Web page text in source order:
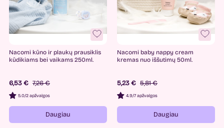
Nacomi kūno ir plaukų prausiklis
kūdikiams bei vaikams 250ml.
6,53 € 7,26 €
5.0/2 apžvalgos
Daugiau
Nacomi baby nappy cream
kremas nuo iššutimų 50ml.
5,23 € 5,81 €
4.9/7 apžvalgos
Daugiau